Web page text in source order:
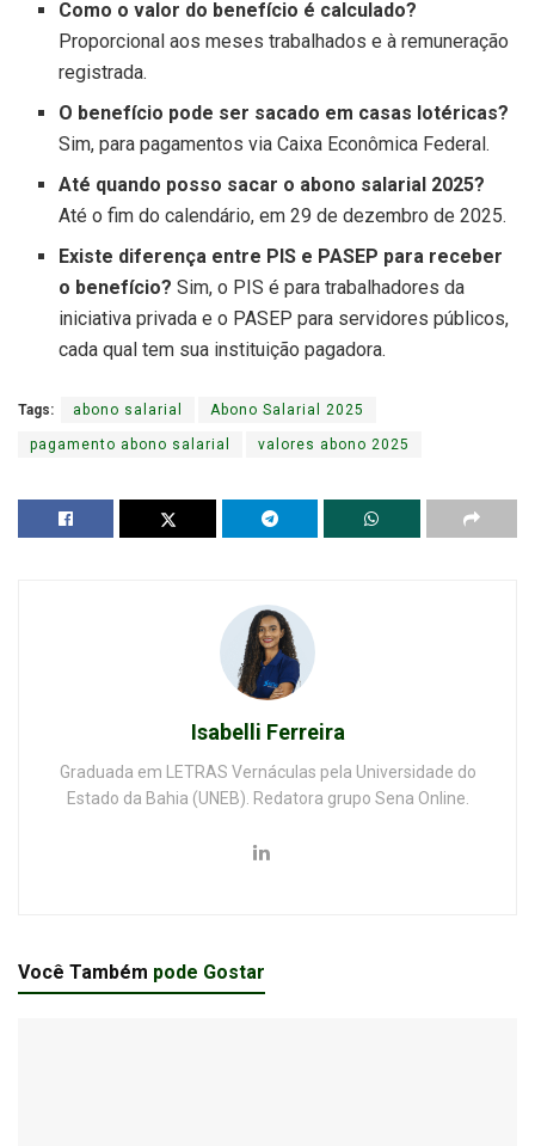
Como o valor do benefício é calculado?
Proporcional aos meses trabalhados e à remuneração
registrada.
O benefício pode ser sacado em casas lotéricas?
Sim, para pagamentos via Caixa Econômica Federal.
Até quando posso sacar o abono salarial 2025?
Até o fim do calendário, em 29 de dezembro de 2025.
Existe diferença entre PIS e PASEP para receber
o benefício? Sim, o PIS é para trabalhadores da
iniciativa privada e o PASEP para servidores públicos,
cada qual tem sua instituição pagadora.
Tags: abono salarial Abono Salarial 2025
pagamento abono salarial valores abono 2025
Isabelli Ferreira
Graduada em LETRAS Vernáculas pela Universidade do
Estado da Bahia (UNEB). Redatora grupo Sena Online.
Você Também pode Gostar